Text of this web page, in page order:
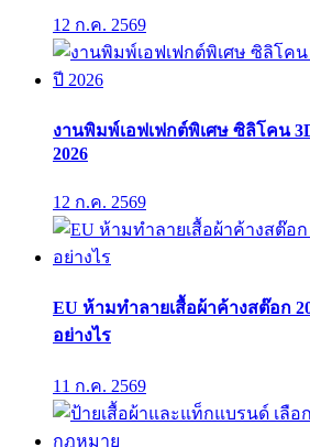
12 ก.ค. 2569
งานพิมพ์เอฟเฟกต์พิเศษ ซิลิโคน
2026
12 ก.ค. 2569
EU ห้ามทำลายเสื้อผ้าค้างสต๊อก
อย่างไร
11 ก.ค. 2569